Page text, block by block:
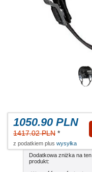
1050.90 PLN
1417.02 PLN *
z podatkiem plus wysyłka
Dodatkowa zniżka na ten
produkt: